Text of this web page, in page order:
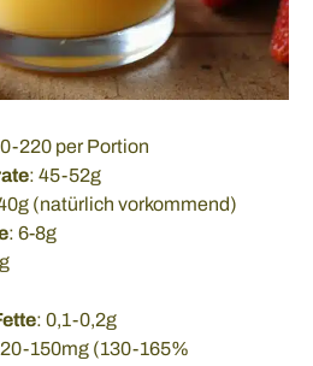
220 per Portion
: 45-52g
(natürlich vorkommend)
: 6-8g
: 0,1-0,2g
150mg (130-165%